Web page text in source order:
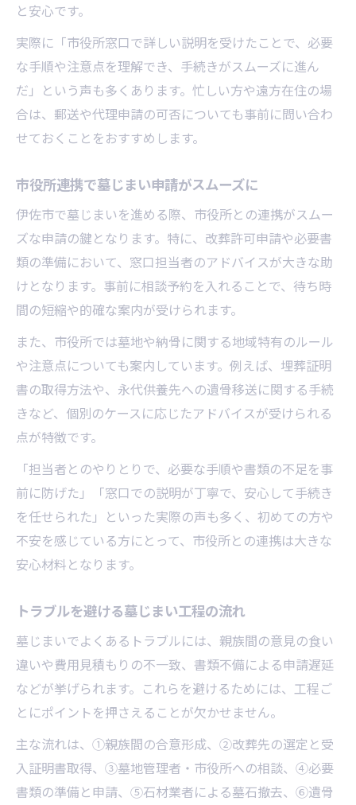
と安心です。
実際に「市役所窓口で詳しい説明を受けたことで、必要
な手順や注意点を理解でき、手続きがスムーズに進ん
だ」という声も多くあります。忙しい方や遠方在住の場
合は、郵送や代理申請の可否についても事前に問い合わ
せておくことをおすすめします。
市役所連携で墓じまい申請がスムーズに
伊佐市で墓じまいを進める際、市役所との連携がスムー
ズな申請の鍵となります。特に、改葬許可申請や必要書
類の準備において、窓口担当者のアドバイスが大きな助
けとなります。事前に相談予約を入れることで、待ち時
間の短縮や的確な案内が受けられます。
また、市役所では墓地や納骨に関する地域特有のルール
や注意点についても案内しています。例えば、埋葬証明
書の取得方法や、永代供養先への遺骨移送に関する手続
きなど、個別のケースに応じたアドバイスが受けられる
点が特徴です。
「担当者とのやりとりで、必要な手順や書類の不足を事
前に防げた」「窓口での説明が丁寧で、安心して手続き
を任せられた」といった実際の声も多く、初めての方や
不安を感じている方にとって、市役所との連携は大きな
安心材料となります。
トラブルを避ける墓じまい工程の流れ
墓じまいでよくあるトラブルには、親族間の意見の食い
違いや費用見積もりの不一致、書類不備による申請遅延
などが挙げられます。これらを避けるためには、工程ご
とにポイントを押さえることが欠かせません。
主な流れは、①親族間の合意形成、②改葬先の選定と受
入証明書取得、③墓地管理者・市役所への相談、④必要
書類の準備と申請、⑤石材業者による墓石撤去、⑥遺骨